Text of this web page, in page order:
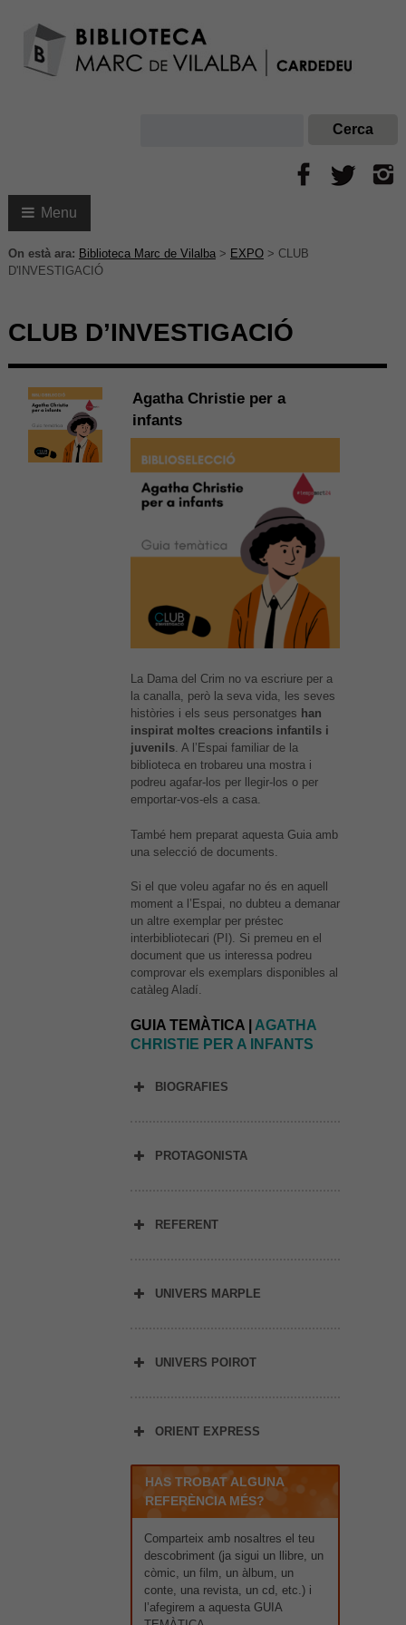
Menu
On està ara: Biblioteca Marc de Vilalba> EXPO> CLUB
D'INVESTIGACIÓ
CLUB D’INVESTIGACIÓ
Agatha Christie per a
infants
La Dama del Crim no va escriure per a
la canalla, però la seva vida, les seves
històries i els seus personatges han
inspirat moltes creacions infantils i
juvenils. A l’Espai familiar de la
biblioteca en trobareu una mostra i
podreu agafar-los per llegir-los o per
emportar-vos-els a casa.
També hem preparat aquesta Guia amb
una selecció de documents.
Si el que voleu agafar no és en aquell
moment a l’Espai, no dubteu a demanar
un altre exemplar per préstec
interbibliotecari (PI). Si premeu en el
document que us interessa podreu
comprovar els exemplars disponibles al
catàleg Aladí.
GUIA TEMÀTICA | AGATHA
CHRISTIE PER A INFANTS
BIOGRAFIES
PROTAGONISTA
REFERENT
UNIVERS MARPLE
UNIVERS POIROT
ORIENT EXPRESS
HAS TROBAT ALGUNA
REFERÈNCIA MÉS?
Comparteix amb nosaltres el teu
descobriment (ja sigui un llibre, un
còmic, un film, un àlbum, un
conte, una revista, un cd, etc.) i
l’afegirem a aquesta GUIA